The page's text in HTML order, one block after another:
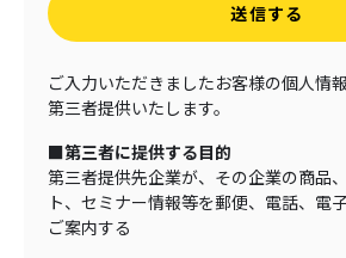
送信する
ご入力いただきましたお客様の個人情
第三者提供いたします。
■第三者に提供する目的
第三者提供先企業が、その企業の商品
ト、セミナー情報等を郵便、電話、電
ご案内する